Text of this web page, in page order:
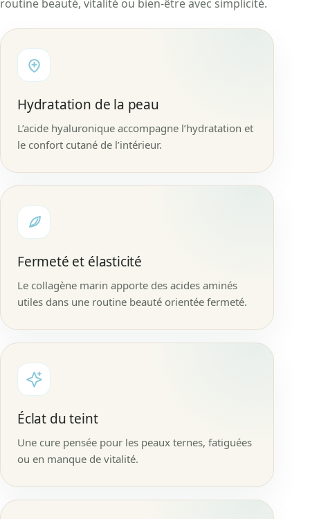
routine beauté, vitalité ou bien-être avec simplicité.
Hydratation de la peau
L’acide hyaluronique accompagne l’hydratation et
le confort cutané de l’intérieur.
Fermeté et élasticité
Le collagène marin apporte des acides aminés
utiles dans une routine beauté orientée fermeté.
Éclat du teint
Une cure pensée pour les peaux ternes, fatiguées
ou en manque de vitalité.